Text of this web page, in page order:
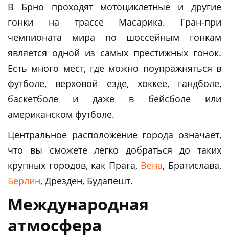
В Брно проходят мотоциклетные и другие
гонки на трассе Масарика. Гран-при
чемпионата мира по шоссейным гонкам
является одной из самых престижных гонок.
Есть много мест, где можно поупражняться в
футболе, верховой езде, хоккее, гандболе,
баскетболе и даже в бейсболе или
американском футболе.
Центральное расположение города означает,
что вы сможете легко добраться до таких
крупных городов, как Прага, Вена, Братислава,
Берлин, Дрезден, Будапешт.
Международная
атмосфера